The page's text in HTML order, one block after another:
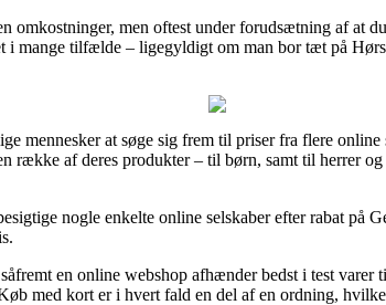
omkostninger, men oftest under forudsætning af at
i mange tilfælde – ligegyldigt om man bor tæt på
mennesker at søge sig frem til priser fra flere
række af deres produkter – til børn, samt til herrer
nogle enkelte online selskaber efter rabat på
en online webshop afhænder bedst i test
med kort er i hvert fald en del af en ordning,